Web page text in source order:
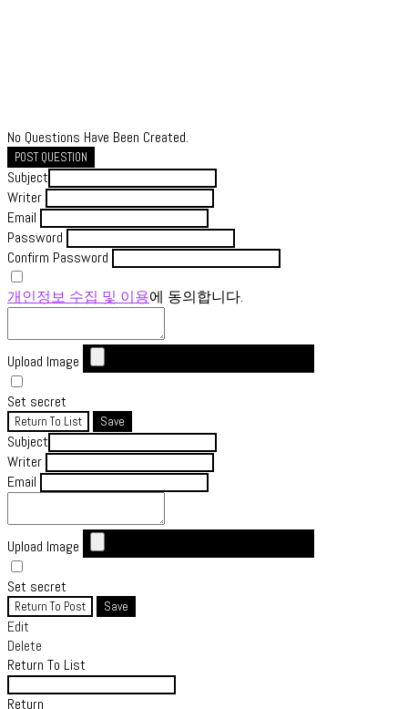
No Questions Have Been Created.
POST QUESTION
Subject
Writer
Email
Password
Confirm Password
개인정보 수집 및 이용에 동의합니다.
Upload Image
Set secret
Return To List Save
Subject
Writer
Email
Upload Image
Set secret
Return To Post Save
Edit
Delete
Return To List
Return